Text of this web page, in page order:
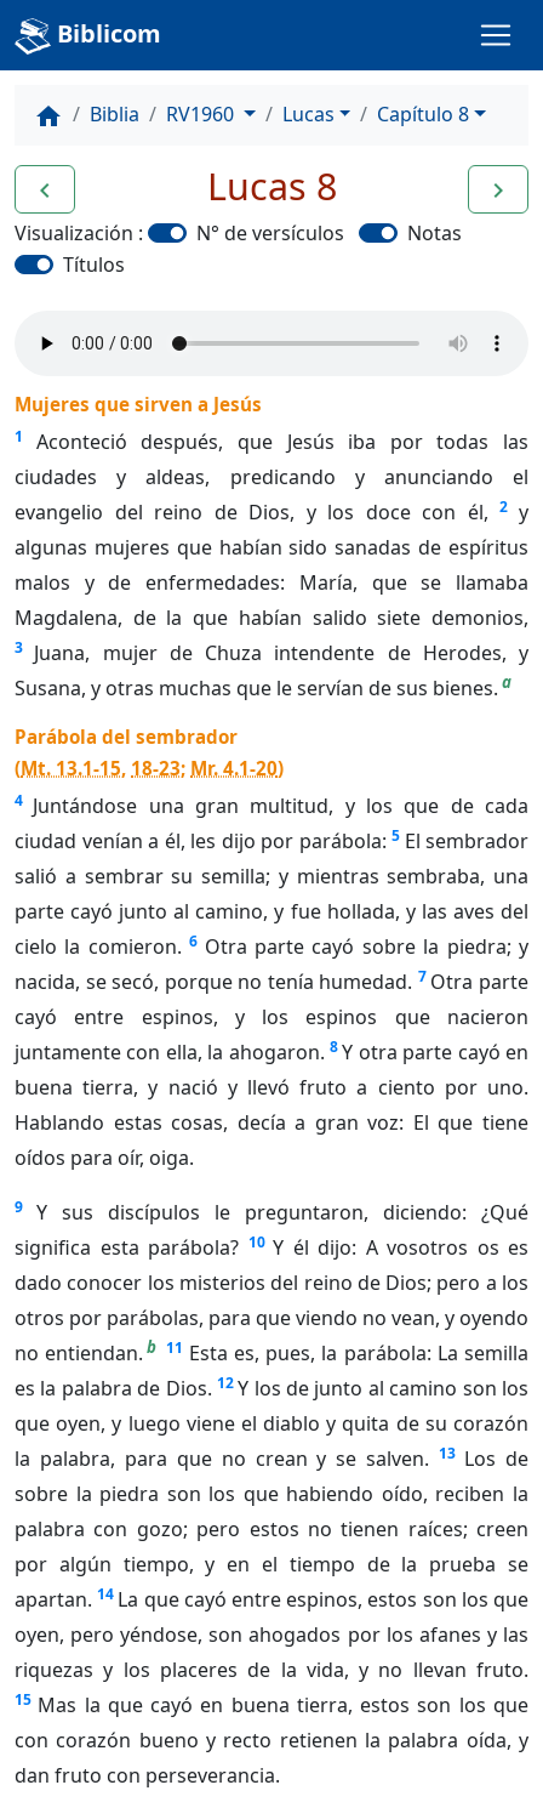
Biblicom
home Biblia RV1960 Lucas Capítulo 8
navigate_before navigate_next
Lucas 8
Visualización : N° de versículos
Notas
Títulos
Mujeres que sirven a Jesús
1
Aconteció después, que Jesús iba por todas las
ciudades y aldeas, predicando y anunciando el
evangelio del reino de Dios, y los doce con él,
2 y
algunas mujeres que habían sido sanadas de espíritus
malos y de enfermedades: María, que se llamaba
Magdalena, de la que habían salido siete demonios,
3 Juana, mujer de Chuza intendente de Herodes, y
Susana, y otras muchas que le servían de sus bienes. a
Parábola del sembrador
(Mt. 13.1-15, 18-23; Mr. 4.1-20)
4 Juntándose una gran multitud, y los que de cada
ciudad venían a él, les dijo por parábola: 5 El sembrador
salió a sembrar su semilla; y mientras sembraba, una
parte cayó junto al camino, y fue hollada, y las aves del
cielo la comieron. 6 Otra parte cayó sobre la piedra; y
nacida, se secó, porque no tenía humedad. 7 Otra parte
cayó entre espinos, y los espinos que nacieron
juntamente con ella, la ahogaron. 8 Y otra parte cayó en
buena tierra, y nació y llevó fruto a ciento por uno.
Hablando estas cosas, decía a gran voz: El que tiene
oídos para oír, oiga.
9
Y sus discípulos le preguntaron, diciendo: ¿Qué
significa esta parábola? 10 Y él dijo: A vosotros os es
dado conocer los misterios del reino de Dios; pero a los
otros por parábolas, para que viendo no vean, y oyendo
no entiendan. b 11 Esta es, pues, la parábola: La semilla
es la palabra de Dios. 12Y los de junto al camino son los
que oyen, y luego viene el diablo y quita de su corazón
la palabra, para que no crean y se salven. 13 Los de
sobre la piedra son los que habiendo oído, reciben la
palabra con gozo; pero estos no tienen raíces; creen
por algún tiempo, y en el tiempo de la prueba se
apartan. 14 La que cayó entre espinos, estos son los que
oyen, pero yéndose, son ahogados por los afanes y las
riquezas y los placeres de la vida, y no llevan fruto.
15 Mas la que cayó en buena tierra, estos son los que
con corazón bueno y recto retienen la palabra oída, y
dan fruto con perseverancia.